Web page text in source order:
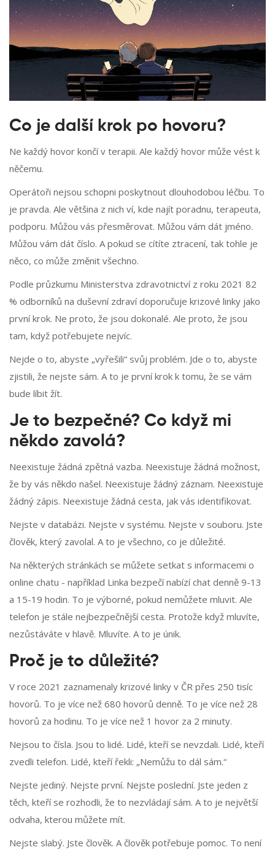
Co je další krok po hovoru?
Ne každý hovor končí v terapii. Ale každý hovor může vést k
něčemu.
Operátoři nejsou schopni poskytnout dlouhodobou léčbu. To
je pravda. Ale většina z nich ví, kde najít poradnu, terapeuta,
podporu. Můžou vás přesměrovat. Můžou vám dát jméno.
Můžou vám dát číslo. A pokud se cítíte ztracení, tak tohle je
něco, co může změnit všechno.
Podle průzkumu Ministerstva zdravotnictví z roku 2021 82
% odborníků na duševní zdraví doporučuje krizové linky jako
první krok. Ne proto, že jsou dokonalé. Ale proto, že jsou
tam, když potřebujete nejvíc.
Nejde o to, abyste „vyřešili“ svůj problém. Jde o to, abyste
zjistili, že nejste sám. A to je první krok k tomu, že se vám
bude líbit žít.
Je to bezpečné? Co když mi
někdo zavolá?
Neexistuje žádná zpětná vazba. Neexistuje žádná možnost,
že by vás někdo našel. Neexistuje žádný záznam. Neexistuje
žádný zápis. Neexistuje žádná cesta, jak vás identifikovat.
Nejste v databázi. Nejste v systému. Nejste v souboru. Jste
člověk, který zavolal. A to je všechno, co je důležité.
Na některých stránkách se můžete setkat s informacemi o
online chatu - například Linka bezpečí nabízí chat denně 9-13
a 15-19 hodin. To je výborné, pokud nemůžete mluvit. Ale
telefon je stále nejbezpečnější cesta. Protože když mluvíte,
nezůstáváte v hlavě. Mluvíte. A to je únik.
Proč je to důležité?
V roce 2021 zaznamenaly krizové linky v ČR přes 250 tisíc
hovorů. To je více než 680 hovorů denně. To je více než 28
hovorů za hodinu. To je více než 1 hovor za 2 minuty.
Nejsou to čísla. Jsou to lidé. Lidé, kteří se nevzdali. Lidé, kteří
zvedli telefon. Lidé, kteří řekli: „Nemůžu to dál sám.“
Nejste jediný. Nejste první. Nejste poslední. Jste jeden z
těch, kteří se rozhodli, že to nezvládají sám. A to je největší
odvaha, kterou můžete mít.
Nejste slabý. Jste člověk. A člověk potřebuje pomoc. To není